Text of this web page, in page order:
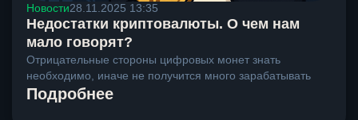
Новости28.11.2025 13:35
Недостатки криптовалюты. О чем нам
мало говорят?
Отрицательные стороны цифровых монет знать
необходимо, иначе не получится много зарабатывать
Подробнее